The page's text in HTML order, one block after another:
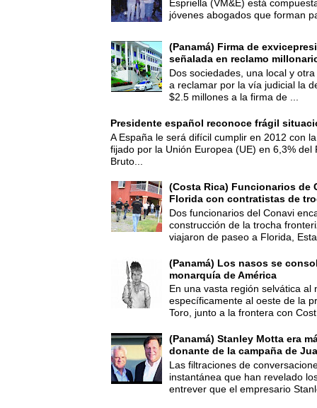
Espriella (VM&E) está
jóvenes abogados que forman
(Panamá) Firma de
señalada en reclamo
Dos sociedades, una local y
a reclamar por la vía judicial la
$2.5 millones a la firma de ...
Presidente español reconoce frágil
A España le será difícil cumplir en 2012 con
fijado por la Unión Europea (UE) en 6,3% del
Bruto...
(Costa Rica) Funcionarios de
Florida con contratistas de
Dos funcionarios del Conavi
construcción de la trocha
viajaron de paseo a Florida,
(Panamá) Los nasos se
monarquía de América
En una vasta región selvática al
específicamente al oeste de la
Toro, junto a la frontera con
(Panamá) Stanley Motta era
donante de la campaña de
Las filtraciones de
instantánea que han revelado
entrever que el empresario